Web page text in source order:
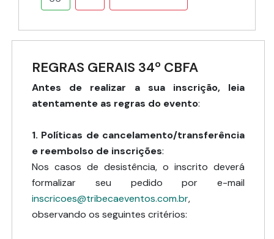
REGRAS GERAIS 34º CBFA
Antes de realizar a sua inscrição, leia
atentamente as regras do evento:
1. Políticas de cancelamento/transferência
e reembolso de inscrições:
Nos casos de desistência, o inscrito deverá
formalizar seu pedido por e-mail
inscricoes@tribecaeventos.com.br,
observando os seguintes critérios: